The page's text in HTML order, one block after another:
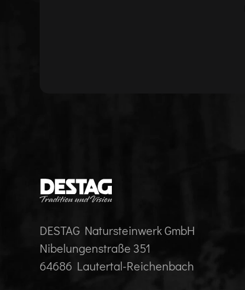
DESTAG Natursteinwerk GmbH
Nibelungenstraße 351
64686 Lautertal-Reichenbach